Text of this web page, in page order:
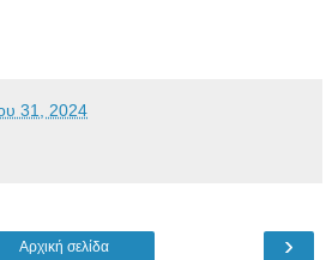
31, 2024
›
Αρχική σελίδα